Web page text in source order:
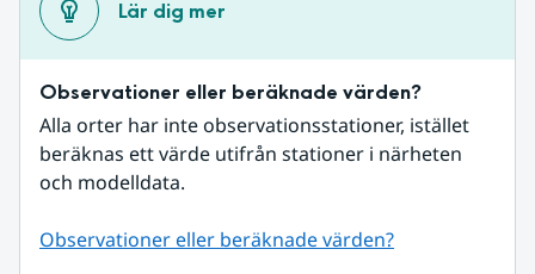
Lär dig mer
Observationer eller beräknade värden?
Alla orter har inte observationsstationer, istället
beräknas ett värde utifrån stationer i närheten
och modelldata.
Observationer eller beräknade värden?